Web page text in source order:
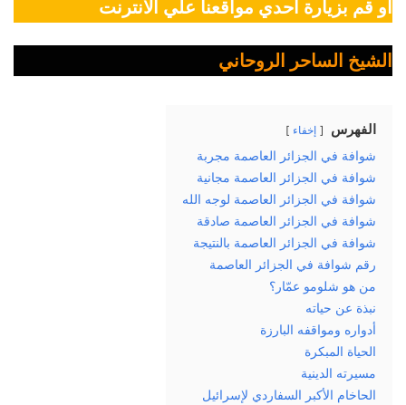
أو قم بزيارة أحدي مواقعنا علي الانترنت
الشيخ الساحر الروحاني
الفهرس إخفاء
شوافة في الجزائر العاصمة مجربة
شوافة في الجزائر العاصمة مجانية
شوافة في الجزائر العاصمة لوجه الله
شوافة في الجزائر العاصمة صادقة
شوافة في الجزائر العاصمة بالنتيجة
رقم شوافة في الجزائر العاصمة
من هو شلومو عمّار؟
نبذة عن حياته
أدواره ومواقفه البارزة
الحياة المبكرة
مسيرته الدينية
الحاخام الأكبر السفاردي لإسرائيل